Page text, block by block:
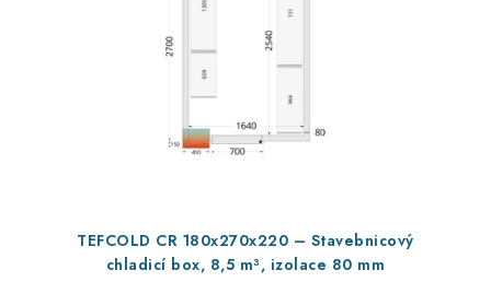
TEFCOLD CR 180x270x220 – Stavebnicový
chladicí box, 8,5 m³, izolace 80 mm